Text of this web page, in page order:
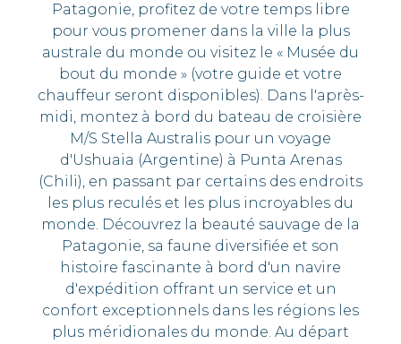
Patagonie, profitez de votre temps libre
pour vous promener dans la ville la plus
australe du monde ou visitez le « Musée du
bout du monde » (votre guide et votre
chauffeur seront disponibles). Dans l'après-
midi, montez à bord du bateau de croisière
M/S Stella Australis pour un voyage
d'Ushuaia (Argentine) à Punta Arenas
(Chili), en passant par certains des endroits
les plus reculés et les plus incroyables du
monde. Découvrez la beauté sauvage de la
Patagonie, sa faune diversifiée et son
histoire fascinante à bord d'un navire
d'expédition offrant un service et un
confort exceptionnels dans les régions les
plus méridionales du monde. Au départ